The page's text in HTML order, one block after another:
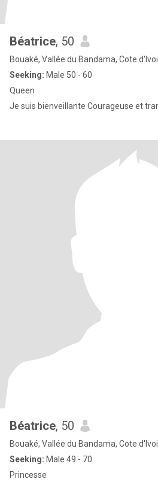
Béatrice, 50
Bouaké, Vallée du Bandama, Cote
Seeking: Male 50 - 60
Queen
Je suis bienveillante Courageuse et
Béatrice, 50
Bouaké, Vallée du Bandama, Cote
Seeking: Male 49 - 70
Princesse